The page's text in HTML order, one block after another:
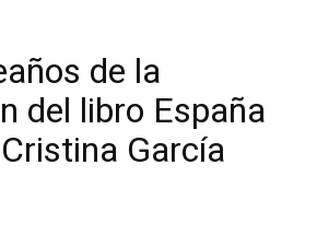
de la
del libro España
García